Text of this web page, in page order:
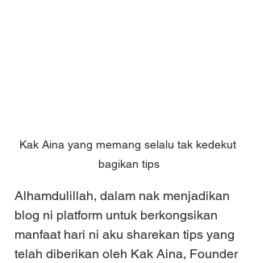
Kak Aina yang memang selalu tak kedekut
bagikan tips
Alhamdulillah, dalam nak menjadikan
blog ni platform untuk berkongsikan
manfaat hari ni aku sharekan tips yang
telah diberikan oleh Kak Aina, Founder